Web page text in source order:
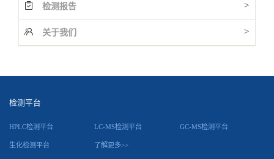
检测报告 >
关于我们 >
检测平台
HPLC检测平台 LC-MS检测平台 GC-MS检测平台
生化检测平台 了解更多>>